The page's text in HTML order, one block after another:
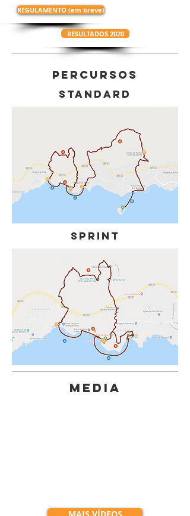
REGULAMENTO (em breve)
RESULTADOS 2020
PERCURSOS
sTANDARD
SPRINT
MEDIA